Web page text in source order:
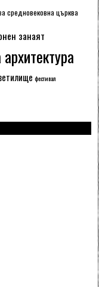
средновековна църква
занаят
фестивал